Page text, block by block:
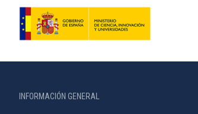
INFORMACIÓN GENERAL